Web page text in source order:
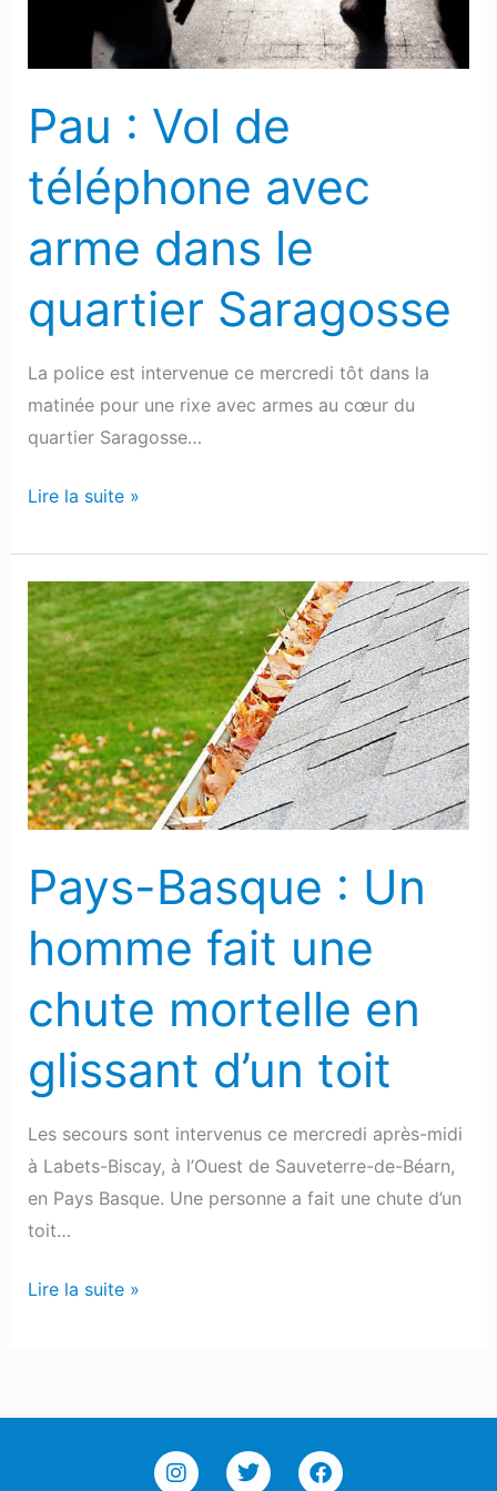
Pau : Vol de
téléphone avec
arme dans le
quartier Saragosse
La police est intervenue ce mercredi tôt dans la
matinée pour une rixe avec armes au cœur du
quartier Saragosse…
quartier
Lire la suite »
Pays-Basque : Un
homme fait une
chute mortelle en
glissant d’un toit
Les secours sont intervenus ce mercredi après-midi
à Labets-Biscay, à l’Ouest de Sauveterre-de-Béarn,
en Pays Basque. Une personne a fait une chute d’un
toit…
Pays-
Basque
:
Un
homme
fait
une
chute
en
glissant
d’un
Lire la suite »
I
n
T
w
F
a